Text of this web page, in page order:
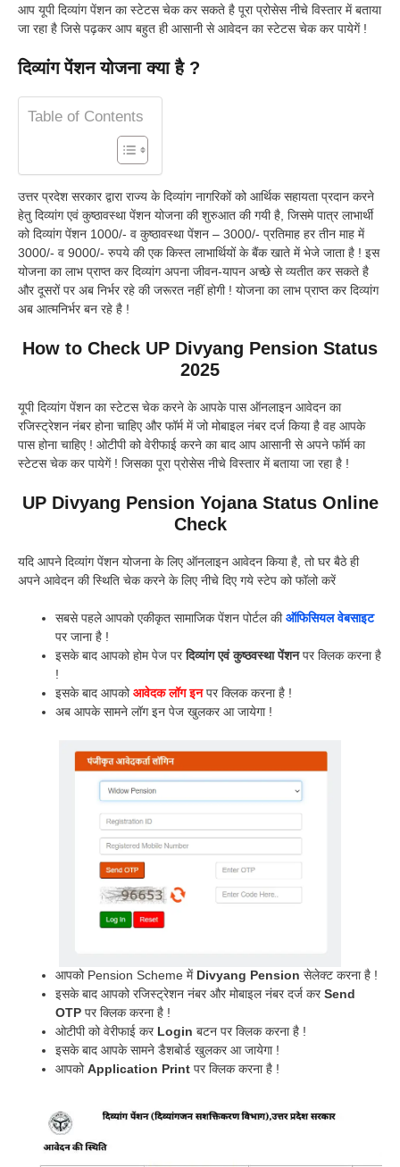
आप यूपी दिव्यांग पेंशन का स्टेटस चेक कर सकते है पूरा प्रोसेस नीचे विस्तार में बताया
जा रहा है जिसे पढ़कर आप बहुत ही आसानी से आवेदन का स्टेटस चेक कर पायेगें !
दिव्यांग पेंशन योजना क्या है ?
Table of Contents
उत्तर प्रदेश सरकार द्वारा राज्य के दिव्यांग नागरिकों को आर्थिक सहायता प्रदान करने
हेतु दिव्यांग एवं कुष्ठावस्था पेंशन योजना की शुरुआत की गयी है, जिसमे पात्र लाभार्थी
को दिव्यांग पेंशन 1000/- व कुष्ठावस्था पेंशन – 3000/- प्रतिमाह हर तीन माह में
3000/- व 9000/- रुपये की एक किस्त लाभार्थियों के बैंक खाते में भेजे जाता है ! इस
योजना का लाभ प्राप्त कर दिव्यांग अपना जीवन-यापन अच्छे से व्यतीत कर सकते है
और दूसरों पर अब निर्भर रहे की जरूरत नहीं होगी ! योजना का लाभ प्राप्त कर दिव्यांग
अब आत्मनिर्भर बन रहे है !
How to Check UP Divyang Pension Status
2025
यूपी दिव्यांग पेंशन का स्टेटस चेक करने के आपके पास ऑनलाइन आवेदन का
रजिस्ट्रेशन नंबर होना चाहिए और फॉर्म में जो मोबाइल नंबर दर्ज किया है वह आपके
पास होना चाहिए ! ओटीपी को वेरीफाई करने का बाद आप आसानी से अपने फॉर्म का
स्टेटस चेक कर पायेगें ! जिसका पूरा प्रोसेस नीचे विस्तार में बताया जा रहा है !
UP Divyang Pension Yojana Status Online
Check
यदि आपने दिव्यांग पेंशन योजना के लिए ऑनलाइन आवेदन किया है, तो घर बैठे ही
अपने आवेदन की स्थिति चेक करने के लिए नीचे दिए गये स्टेप को फॉलो करें
सबसे पहले आपको एकीकृत सामाजिक पेंशन पोर्टल कीऑफिसियल वेबसाइट
पर जाना है !
इसके बाद आपको होम पेज परदिव्यांग एवं कुष्ठवस्था पेंशनपर क्लिक करना है
!
इसके बाद आपकोआवेदक लॉग इन पर क्लिक करना है !
अब आपके सामने लॉग इन पेज खुलकर आ जायेगा !
आपको Pension Scheme में Divyang Pension सेलेक्ट करना है !
इसके बाद आपको रजिस्ट्रेशन नंबर और मोबाइल नंबर दर्ज करSend
OTP पर क्लिक करना है !
ओटीपी को वेरीफाई कर Login बटन पर क्लिक करना है !
इसके बाद आपके सामने डैशबोर्ड खुलकर आ जायेगा !
आपकोApplication Print पर क्लिक करना है !